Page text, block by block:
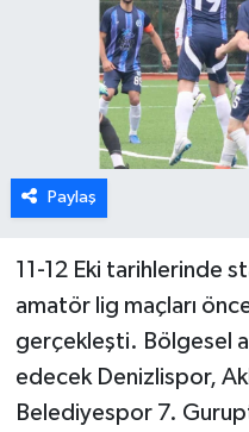
Paylaş
11-12 Eki tarihlerinde
amatör lig maçları
gerçekleşti. Bölgesel
edecek Denizlispor,
Belediyespor 7.
DTO
RESMİ REKLAM